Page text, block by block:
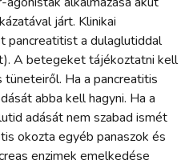
járt. Klinikai
pancreatitist a dulaglutiddal
A betegeket tájékoztatni kell
Ha a pancreatitis
abba kell hagyni. Ha a
adását nem szabad ismét
okozta egyéb panaszok és
enzimek emelkedése